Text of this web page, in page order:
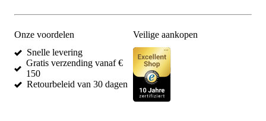
Onze voordelen
Snelle levering
Gratis verzending vanaf €
150
Retourbeleid van 30 dagen
Veilige aankopen